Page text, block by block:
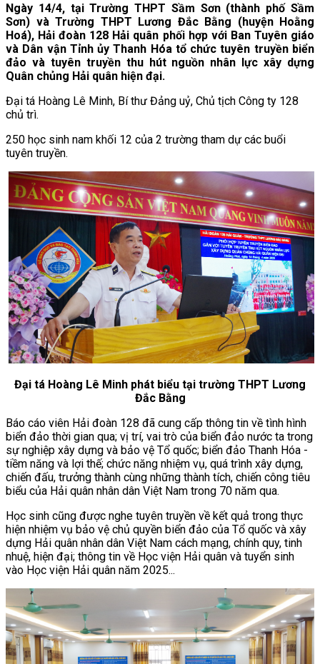
Ngày 14/4, tại Trường THPT Sầm Sơn (thành phố Sầm
Sơn) và Trường THPT Lương Đắc Bằng (huyện Hoằng
Hoá), Hải đoàn 128 Hải quân phối hợp với Ban Tuyên giáo
và Dân vận Tỉnh ủy Thanh Hóa tổ chức tuyên truyền biển
đảo và tuyên truyền thu hút nguồn nhân lực xây dựng
Quân chủng Hải quân hiện đại.
Đại tá Hoàng Lê Minh, Bí thư Đảng uỷ, Chủ tịch Công ty 128
chủ trì.
250 học sinh nam khối 12 của 2 trường tham dự các buổi
tuyên truyền.
Đại tá Hoàng Lê Minh phát biểu tại trường THPT Lương
Đắc Bằng
Báo cáo viên Hải đoàn 128 đã cung cấp thông tin về tình hình
biển đảo thời gian qua; vị trí, vai trò của biển đảo nước ta trong
sự nghiệp xây dựng và bảo vệ Tổ quốc; biển đảo Thanh Hóa -
tiềm năng và lợi thế; chức năng nhiệm vụ, quá trình xây dựng,
chiến đấu, trưởng thành cùng những thành tích, chiến công tiêu
biểu của Hải quân nhân dân Việt Nam trong 70 năm qua.
Học sinh cũng được nghe tuyên truyền về kết quả trong thực
hiện nhiệm vụ bảo vệ chủ quyền biển đảo của Tổ quốc và xây
dựng Hải quân nhân dân Việt Nam cách mạng, chính quy, tinh
nhuệ, hiện đại; thông tin về Học viện Hải quân và tuyển sinh
vào Học viện Hải quân năm 2025...